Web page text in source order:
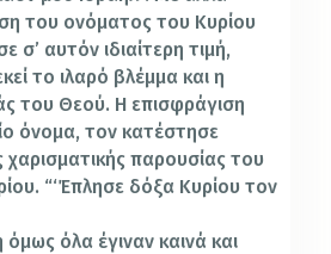
του ονόματος του Κυρίου
αυτόν ιδιαίτερη τιμή,
το ιλαρό βλέμμα και η
του Θεού. Η επισφράγιση
όνομα, τον κατέστησε
παρουσίας του
“‘Έπλησε δόξα Κυρίου τον
όμως όλα έγιναν καινά και